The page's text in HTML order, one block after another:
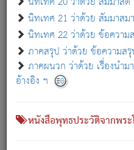
นิทเทศ 21 ว่าด้วย สัมมาสม
นิทเทศ 22 ว่าด้วย ข้อความ
ภาคสรุป ว่าด้วย ข้อความส
ภาคผนวก ว่าด้วย เรื่องนำ
อ้างอิง ฯ
หนังสือพุทธประวัติจากพร